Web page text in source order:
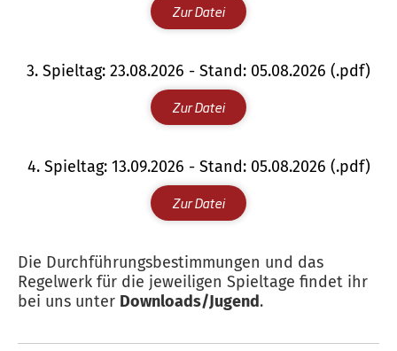
Zur Datei
3. Spieltag: 23.08.2026 - Stand: 05.08.2026 (.pdf)
Zur Datei
4. Spieltag: 13.09.2026 - Stand: 05.08.2026 (.pdf)
Zur Datei
Die Durchführungsbestimmungen und das
Regelwerk für die jeweiligen Spieltage findet ihr
bei uns unter Downloads/Jugend.